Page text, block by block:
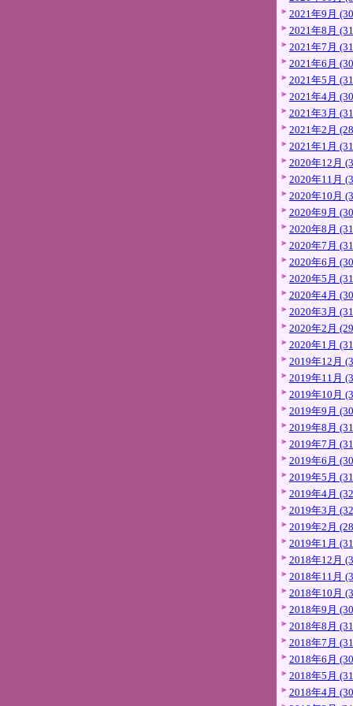
2021年9月
2021年8月
2021年7月
2021年6月
2021年5月
2021年4月
2021年3月
2021年2月
2021年1月
2020年12月
2020年11月
2020年10月
2020年9月
2020年8月
2020年7月
2020年6月
2020年5月
2020年4月
2020年3月
2020年2月
2020年1月
2019年12月
2019年11月
2019年10月
2019年9月
2019年8月
2019年7月
2019年6月
2019年5月
2019年4月
2019年3月
2019年2月
2019年1月
2018年12月
2018年11月
2018年10月
2018年9月
2018年8月
2018年7月
2018年6月
2018年5月
2018年4月